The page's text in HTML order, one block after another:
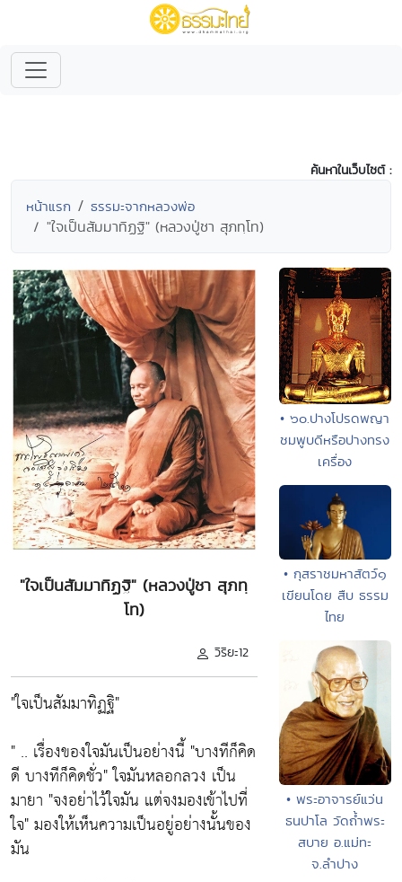
ค้นหาในเว็บไซต์ :
หน้าแรก ธรรมะจากหลวงพ่อ
"ใจเป็นสัมมาทิฏฐิ" (หลวงปู่ชา สุภทฺโท)
"ใจเป็นสัมมาทิฏฐิ" (หลวงปู่ชา สุภทฺ
โท)
วิริยะ12
"ใจเป็นสัมมาทิฏฐิ"
" .. เรื่องของใจมันเป็นอย่างนี้ "บางทีก็คิด
ดี บางทีก็คิดชั่ว" ใจมันหลอกลวง เป็น
มายา "จงอย่าไว้ใจมัน แต่จงมองเข้าไปที่
ใจ" มองให้เห็นความเป็นอยู่อย่างนั้นของ
มัน
• ๖๐.ปางโปรดพญา
ชมพูบดีหรือปางทรง
เครื่อง
• กุสราชมหาสัตว์๑
เขียนโดย สืบ ธรรม
ไทย
• พระอาจารย์แว่น
ธนปาโล วัดถ้ำพระ
สบาย อ.แม่ทะ
จ.ลำปาง